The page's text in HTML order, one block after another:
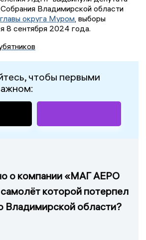
Владимирской области
главы округа Муром , выборы
8 сентября 2024 года.
чтобы первыми
о компании «МАГ АЕРО
которой потерпел
Владимирской области?